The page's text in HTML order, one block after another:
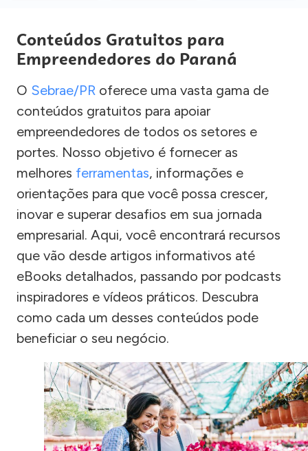
Conteúdos Gratuitos para
Empreendedores do Paraná
O Sebrae/PR oferece uma vasta gama de
conteúdos gratuitos para apoiar
empreendedores de todos os setores e
portes. Nosso objetivo é fornecer as
melhores ferramentas, informações e
orientações para que você possa crescer,
inovar e superar desafios em sua jornada
empresarial. Aqui, você encontrará recursos
que vão desde artigos informativos até
eBooks detalhados, passando por podcasts
inspiradores e vídeos práticos. Descubra
como cada um desses conteúdos pode
beneficiar o seu negócio.